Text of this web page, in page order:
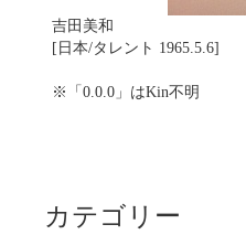
吉田美和
[日本/タレント 1965.5.6]
※「0.0.0」はKin不明
カテゴリー